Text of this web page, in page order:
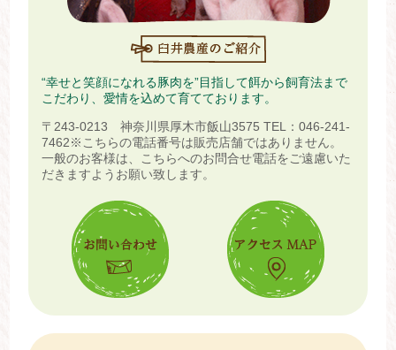
“幸せと笑顔になれる豚肉を”目指して餌から飼育法まで
こだわり、愛情を込めて育てております。
〒243-0213 神奈川県厚木市飯山3575 TEL：046-241-
7462※こちらの電話番号は販売店舗ではありません。
一般のお客様は、こちらへのお問合せ電話をご遠慮いた
だきますようお願い致します。